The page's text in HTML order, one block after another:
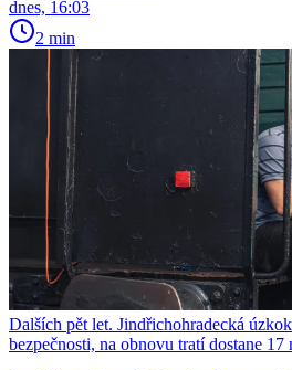
dnes, 16:03
2 min
Dalších pět let. Jindřichohradecká
bezpečnosti, na obnovu tratí dostane 17